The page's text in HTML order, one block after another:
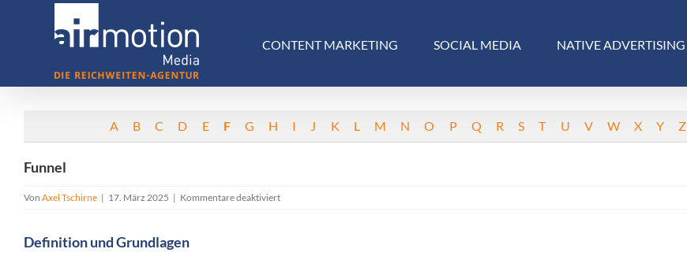
CONTENT MARKETING SOCIAL MEDIA NATIVE ADVERTISING
A B C D E F G H I J K L M N O P Q R S T U V W X Y Z
Funnel
Von Axel Tschirne | 17. März 2025 | Kommentare deaktiviertfür
Definition und Grundlagen